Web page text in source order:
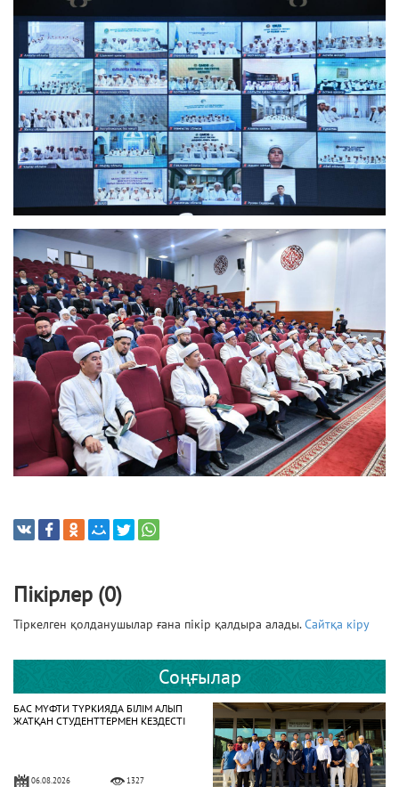
Пікірлер (0)
Тіркелген қолданушылар ғана пікір қалдыра алады.Сайтқа кіру
Соңғылар
БАС МҮФТИ ТҮРКИЯДА БІЛІМ АЛЫП
ЖАТҚАН СТУДЕНТТЕРМЕН КЕЗДЕСТІ
06.08.2026 1327